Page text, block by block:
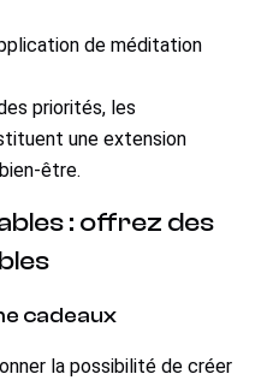
de méditation
priorités, les
une extension
être.
: offrez des
cadeaux
la possibilité de créer